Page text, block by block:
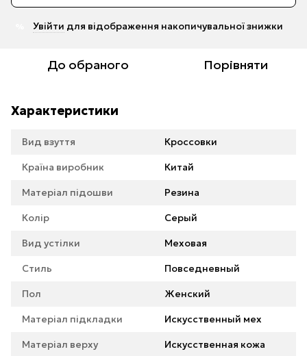
Увійти для відображення накопичувальної знижки
До обраного Порівняти
Характеристики
Вид взуття Кроссовки
Країна виробник Китай
Матеріал підошви Резина
Колір Серый
Вид устілки Меховая
Стиль Повседневный
Пол Женский
Матеріал підкладки Искусственный мех
Матеріал верху Искусственная кожа